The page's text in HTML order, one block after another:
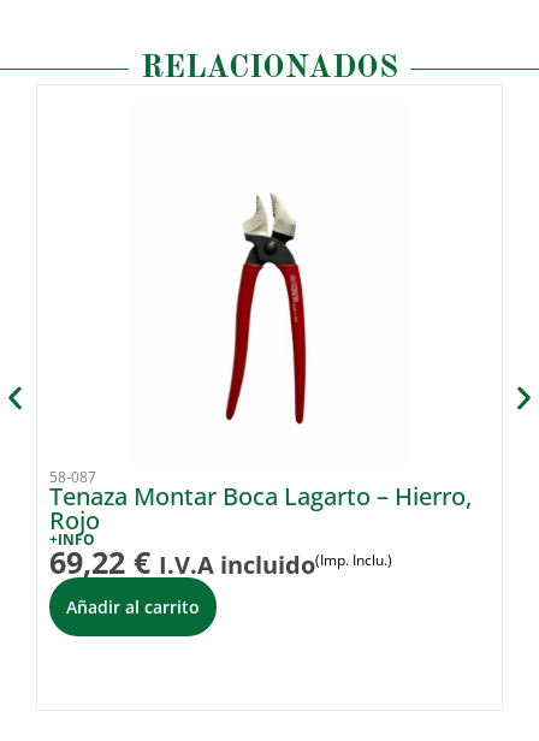
RELACIONADOS
58-087
Tenaza Montar Boca Lagarto – Hierro,
Rojo
+INFO
69,22 € I.V.A incluido(Imp. Inclu.)
Añadir al carrito